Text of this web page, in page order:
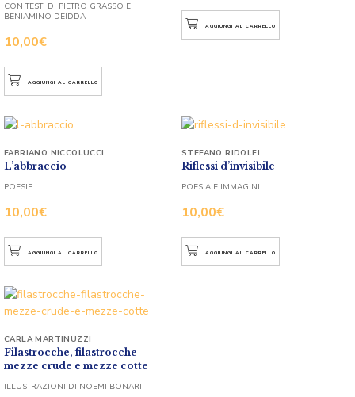
10,00€
CON TESTI DI PIETRO GRASSO E
BENIAMINO DEIDDA
AGGIUNGI AL CARRELLO
AGGIUNGI AL CARRELLO
L’abbraccio
10,00€
FABRIANO NICCOLUCCI
POESIE
AGGIUNGI AL CARRELLO
Riflessi d’invisibile
10,00€
STEFANO RIDOLFI
POESIA E IMMAGINI
AGGIUNGI AL CARRELLO
Filastrocche, filastrocche
mezze crude e mezze cotte
CARLA MARTINUZZI
ILLUSTRAZIONI DI NOEMI BONARI